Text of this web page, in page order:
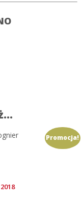
Promocja!